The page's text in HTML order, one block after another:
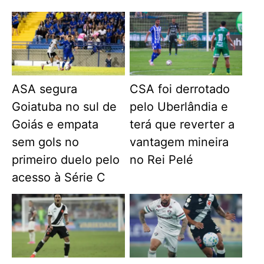
ASA segura
Goiatuba no sul de
Goiás e empata
sem gols no
primeiro duelo pelo
acesso à Série C
CSA foi derrotado
pelo Uberlândia e
terá que reverter a
vantagem mineira
no Rei Pelé